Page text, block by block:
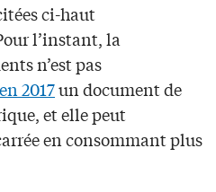
ci-haut
l’instant, la
n’est pas
2017un document de
et elle peut
en consommant plus